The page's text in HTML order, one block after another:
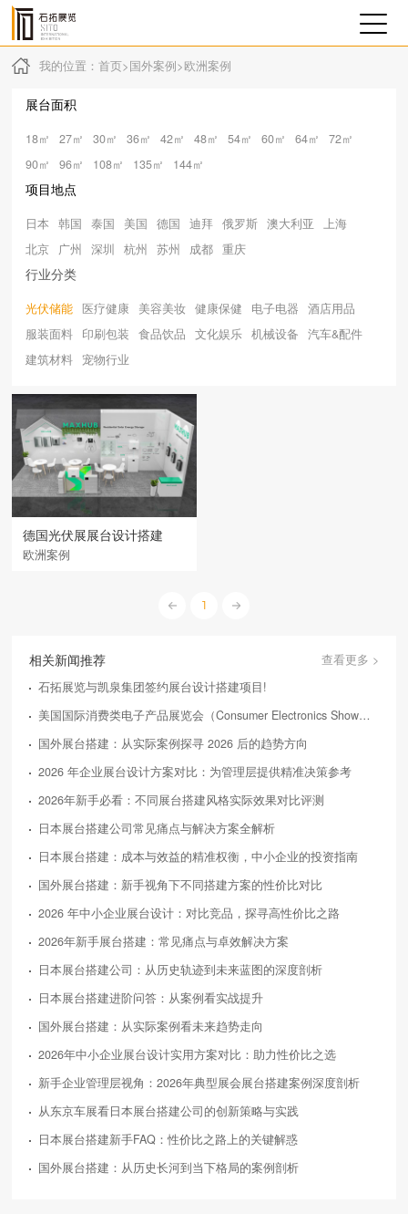
我的位置： 首页>国外案例>欧洲案例
展台面积
18㎡ 27㎡ 30㎡ 36㎡ 42㎡ 48㎡ 54㎡ 60㎡ 64㎡
72㎡
90㎡
96㎡ 108㎡ 135㎡ 144㎡
项目地点
日本 韩国 泰国 美国 德国 迪拜 俄罗斯 澳大利亚
上海
北京
广州 深圳 杭州 苏州 成都 重庆
行业分类
光伏储能 医疗健康 美容美妆 健康保健 电子电器
酒店用品
服装面料
印刷包装 食品饮品 文化娱乐 机械设备
汽车&配件
建筑材料
宠物行业
德国光伏展展台设计搭建
欧洲案例
1
相关新闻推荐
查看更多 >
石拓展览与凯泉集团签约展台设计搭建项目!
美国国际消费类电子产品展览会（Consumer Electronics Show，简称CES）
国外展台搭建：从实际案例探寻 2026 后的趋势方向
2026 年企业展台设计方案对比：为管理层提供精准决策参考
2026年新手必看：不同展台搭建风格实际效果对比评测
日本展台搭建公司常见痛点与解决方案全解析
日本展台搭建：成本与效益的精准权衡，中小企业的投资指南
国外展台搭建：新手视角下不同搭建方案的性价比对比
2026 年中小企业展台设计：对比竞品，探寻高性价比之路
2026年新手展台搭建：常见痛点与卓效解决方案
日本展台搭建公司：从历史轨迹到未来蓝图的深度剖析
日本展台搭建进阶问答：从案例看实战提升
国外展台搭建：从实际案例看未来趋势走向
2026年中小企业展台设计实用方案对比：助力性价比之选
新手企业管理层视角：2026年典型展会展台搭建案例深度剖析
从东京车展看日本展台搭建公司的创新策略与实践
日本展台搭建新手FAQ：性价比之路上的关键解惑
国外展台搭建：从历史长河到当下格局的案例剖析